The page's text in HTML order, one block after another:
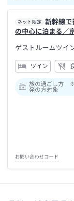
ネット限定
新幹線で
の中心に泊まる／
ゲストルームツイ
ツイン
旅の過ごし方
発の方対象
お問い合わせコード